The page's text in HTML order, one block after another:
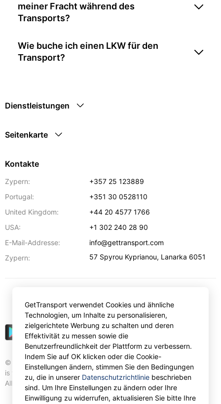
meiner Fracht während des
Transports?
Wie buche ich einen LKW für den
Transport?
Dienstleistungen
Seitenkarte
Kontakte
Zypern:
+357 25 123889
Portugal:
+351 30 0528110
United Kingdom:
+44 20 4577 1766
USA:
+1 302 240 28 90
E-Mail-Addresse:
info@gettransport.com
Zypern:
57 Spyrou Kyprianou, Lanarka 6051
© Gettransport International Limited. GetTransport®
is trademark of Gettransport International Limited.
All rights reserved.
EURGetTransport verwendet Cookies und ähnliche
Technologien, um Inhalte zu personalisieren,
zielgerichtete Werbung zu schalten und deren
Effektivität zu messen sowie die
Benutzerfreundlichkeit der Plattform zu verbessern.
Indem Sie auf OK klicken oder die Cookie-
Einstellungen ändern, stimmen Sie den Bedingungen
zu, die in unserer Datenschutzrichtlinie beschrieben
sind. Um Ihre Einstellungen zu ändern oder Ihre
Einwilligung zu widerrufen, aktualisieren Sie bitte Ihre